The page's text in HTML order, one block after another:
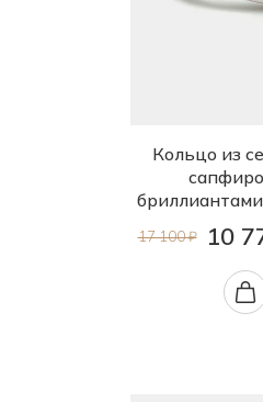
Кольцо из
17 100 ₽ 10